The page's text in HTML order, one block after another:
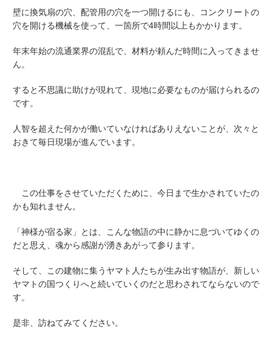
壁に換気扇の穴、配管用の穴を一つ開けるにも、コンクリートの
穴を開ける機械を使って、一箇所で4時間以上もかかります。
年末年始の流通業界の混乱で、材料が頼んだ時間に入ってきませ
ん。
すると不思議に助けが現れて、現地に必要なものが届けられるの
です。
人智を超えた何かが働いていなければありえないことが、次々と
おきて毎日現場が進んでいます。
この仕事をさせていただくために、今日まで生かされていたの
かも知れません。
「神様が宿る家」
とは、こんな物語の中に静かに息づいてゆくの
だと思え、魂から感謝が湧きあがって参ります。
そして、この建物に集うヤマト人たちが生み出す物語が、新しい
ヤマトの国つくりへと続いていくのだと思わされてならないので
す。
是非、訪ねてみてください。